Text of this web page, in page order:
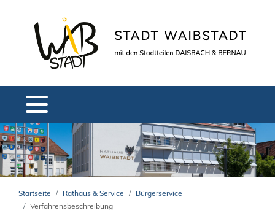
Startseite Rathaus & Service
Bürgerservice
Verfahrensbeschreibung